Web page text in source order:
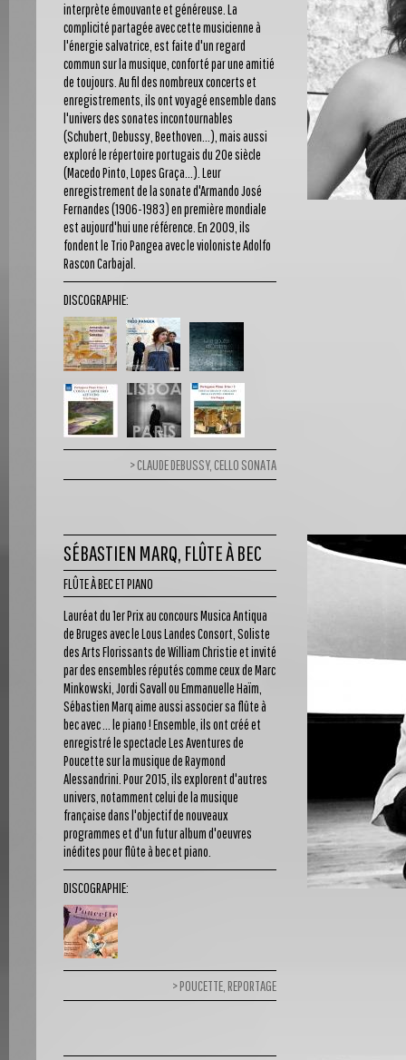
interprète émouvante et généreuse. La
complicité partagée avec cette musicienne à
l'énergie salvatrice, est faite d'un regard
commun sur la musique, conforté par une amitié
de toujours. Au fil des nombreux concerts et
enregistrements, ils ont voyagé ensemble dans
l'univers des sonates incontournables
(Schubert, Debussy, Beethoven...), mais aussi
exploré le répertoire portugais du 20e siècle
(Macedo Pinto, Lopes Graça...). Leur
enregistrement de la sonate d'Armando José
Fernandes (1906-1983) en première mondiale
est aujourd'hui une référence. En 2009, ils
fondent le Trio Pangea avec le violoniste Adolfo
Rascon Carbajal.
DISCOGRAPHIE:
CLAUDE DEBUSSY, CELLO SONATA
SÉBASTIEN MARQ, FLÛTE À BEC
FLÛTE À BEC ET PIANO
Lauréat du 1er Prix au concours Musica Antiqua
de Bruges avec le Lous Landes Consort, Soliste
des Arts Florissants de William Christie et invité
par des ensembles réputés comme ceux de Marc
Minkowski, Jordi Savall ou Emmanuelle Haïm,
Sébastien Marq aime aussi associer sa flûte à
bec avec ... le piano ! Ensemble, ils ont créé et
enregistré le spectacle Les Aventures de
Poucette sur la musique de Raymond
Alessandrini. Pour 2015, ils explorent d'autres
univers, notamment celui de la musique
française dans l'objectif de nouveaux
programmes et d'un futur album d'oeuvres
inédites pour flûte à bec et piano.
DISCOGRAPHIE:
POUCETTE, REPORTAGE